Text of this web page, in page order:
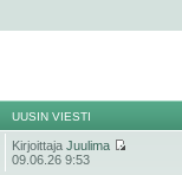
UUSIN VIESTI
KirjoittajaJuulima
09.06.26 9:53